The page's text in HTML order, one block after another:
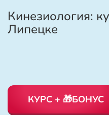
Кинезиология:
Липецке
КУРС + 🎁БОНУС